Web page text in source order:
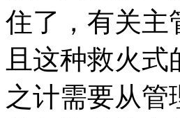
住了，有关主
且这种救火
之计需要从